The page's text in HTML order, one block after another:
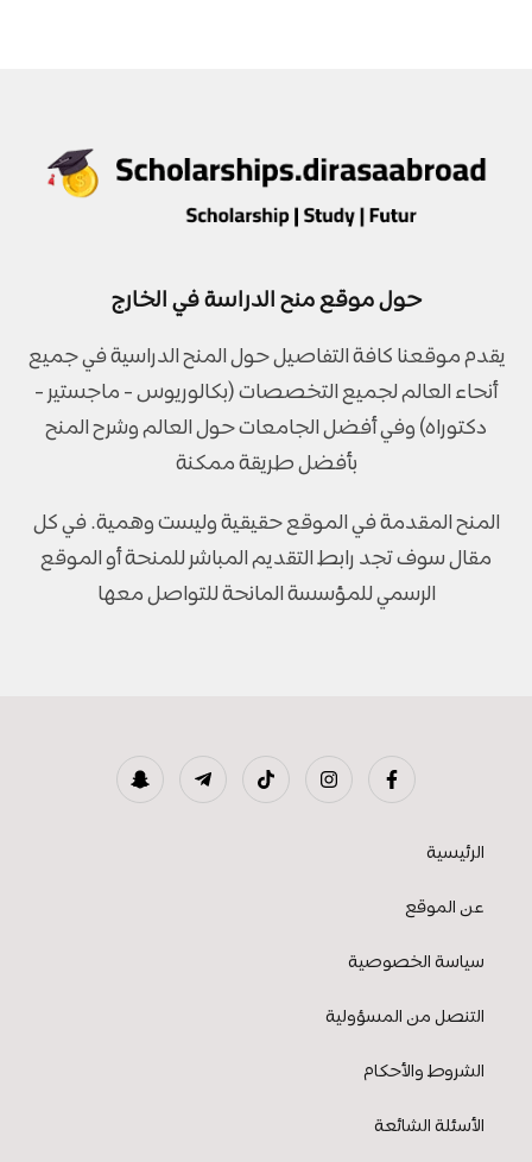
حول موقع منح الدراسة في الخارج
يقدم موقعنا كافة التفاصيل حول المنح الدراسية في جميع
أنحاء العالم لجميع التخصصات (بكالوريوس - ماجستير -
دكتوراه) وفي أفضل الجامعات حول العالم وشرح المنح
بأفضل طريقة ممكنة
المنح المقدمة في الموقع حقيقية وليست وهمية. في كل
مقال سوف تجد رابط التقديم المباشر للمنحة أو الموقع
الرسمي للمؤسسة المانحة للتواصل معها
الرئيسية
عن الموقع
سياسة الخصوصية
التنصل من المسؤولية
الشروط والأحكام
الأسئلة الشائعة